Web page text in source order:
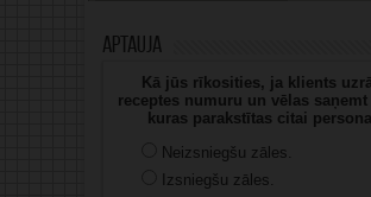
Aptauja
Kā jūs rīkosities, ja klients
receptes numuru un vēlas saņemt
kuras parakstītas citai
Neizsniegšu zāles.
Izsniegšu zāles.